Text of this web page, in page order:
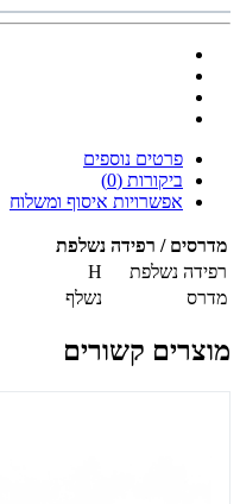
פרטים נוספים
ביקורות (0)
אפשרויות איסוף ומשלוח
מדרסים / רפידה נשלפת
רפידה נשלפת
H
מדרס
נשלף
מוצרים קשורים